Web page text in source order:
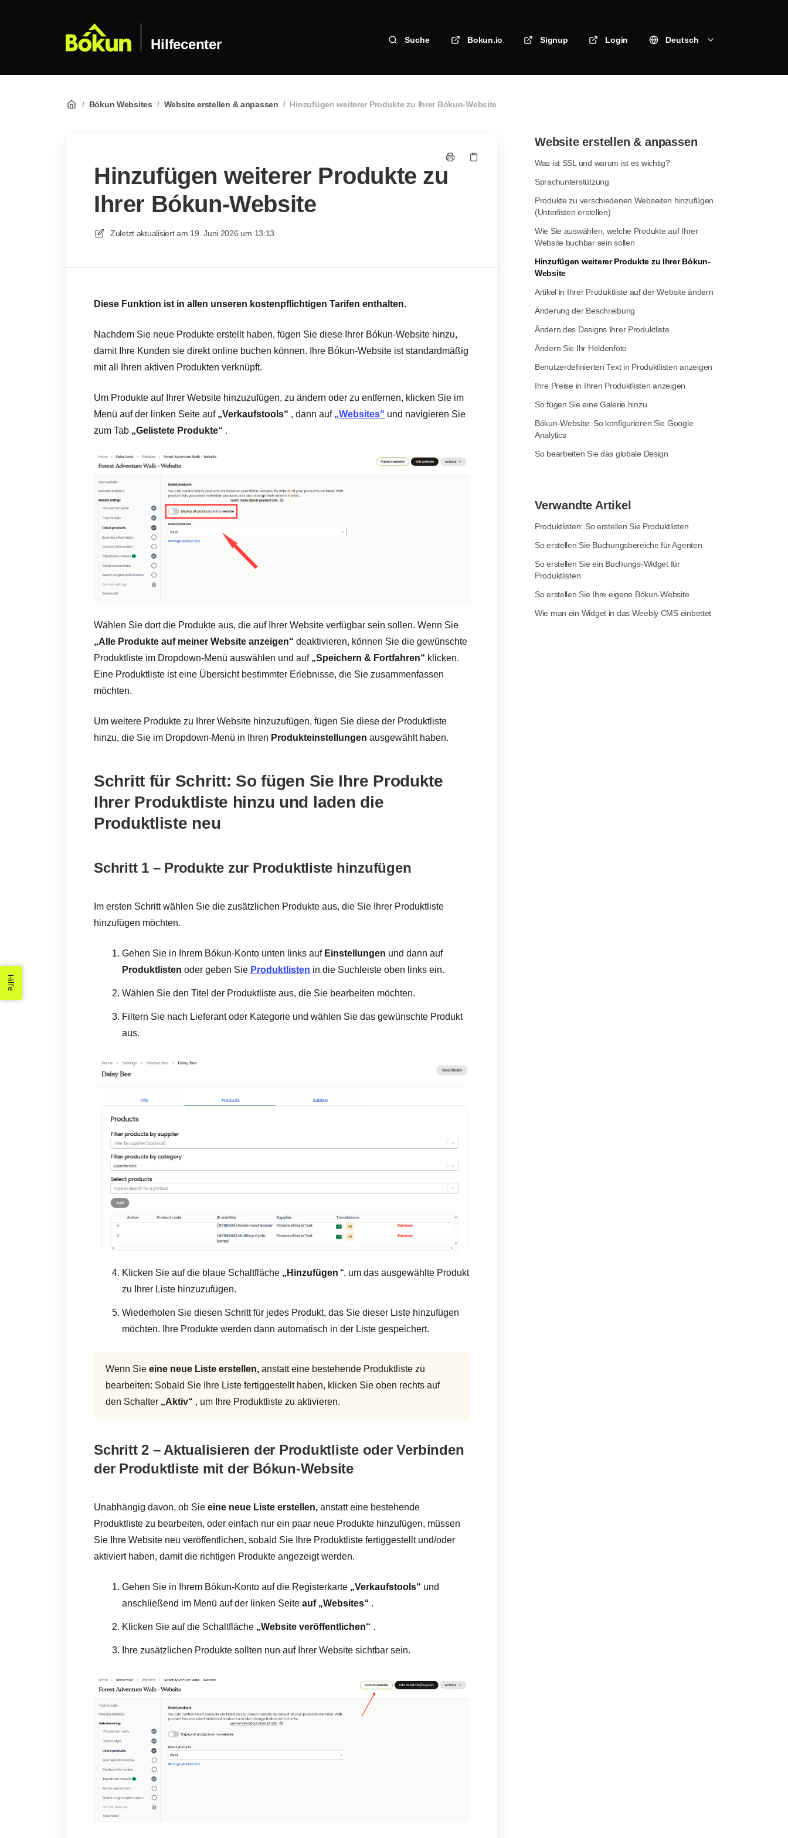
Hilfecenter Suche Bokun.io Signup Login Deutsch
/ Bókun Websites / Website erstellen & anpassen / Hinzufügen weiterer Produkte zu Ihrer Bókun-Website
Hinzufügen weiterer Produkte zu
Ihrer Bókun-Website
Zuletzt aktualisiert am 19. Juni 2026 um 13:13
Diese Funktion ist in allen unseren kostenpflichtigen Tarifen enthalten.
Nachdem Sie neue Produkte erstellt haben, fügen Sie diese Ihrer Bókun-Website hinzu,
damit Ihre Kunden sie direkt online buchen können. Ihre Bókun-Website ist standardmäßig
mit all Ihren aktiven Produkten verknüpft.
Um Produkte auf Ihrer Website hinzuzufügen, zu ändern oder zu entfernen, klicken Sie im
Menü auf der linken Seite auf „Verkaufstools“ , dann auf „Websites“ und navigieren Sie
zum Tab „Gelistete Produkte“ .
Wählen Sie dort die Produkte aus, die auf Ihrer Website verfügbar sein sollen. Wenn Sie
„Alle Produkte auf meiner Website anzeigen“ deaktivieren, können Sie die gewünschte
Produktliste im Dropdown-Menü auswählen und auf „Speichern & Fortfahren“ klicken.
Eine Produktliste ist eine Übersicht bestimmter Erlebnisse, die Sie zusammenfassen
möchten.
Um weitere Produkte zu Ihrer Website hinzuzufügen, fügen Sie diese der Produktliste
hinzu, die Sie im Dropdown-Menü in Ihren Produkteinstellungen ausgewählt haben.
Schritt für Schritt: So fügen Sie Ihre Produkte
Ihrer Produktliste hinzu und laden die
Produktliste neu
Schritt 1 – Produkte zur Produktliste hinzufügen
Im ersten Schritt wählen Sie die zusätzlichen Produkte aus, die Sie Ihrer Produktliste
hinzufügen möchten.
Gehen Sie in Ihrem Bókun-Konto unten links auf Einstellungen und dann auf
Produktlisten oder geben Sie Produktlisten in die Suchleiste oben links ein.
Wählen Sie den Titel der Produktliste aus, die Sie bearbeiten möchten.
Filtern Sie nach Lieferant oder Kategorie und wählen Sie das gewünschte Produkt
aus.
Klicken Sie auf die blaue Schaltfläche „Hinzufügen “, um das ausgewählte Produkt
zu Ihrer Liste hinzuzufügen.
Wiederholen Sie diesen Schritt für jedes Produkt, das Sie dieser Liste hinzufügen
möchten. Ihre Produkte werden dann automatisch in der Liste gespeichert.
Wenn Sie eine neue Liste erstellen, anstatt eine bestehende Produktliste zu
bearbeiten: Sobald Sie Ihre Liste fertiggestellt haben, klicken Sie oben rechts auf
den Schalter „Aktiv“ , um Ihre Produktliste zu aktivieren.
Schritt 2 – Aktualisieren der Produktliste oder Verbinden
der Produktliste mit der Bókun-Website
Unabhängig davon, ob Sie eine neue Liste erstellen, anstatt eine bestehende
Produktliste zu bearbeiten, oder einfach nur ein paar neue Produkte hinzufügen, müssen
Sie Ihre Website neu veröffentlichen, sobald Sie Ihre Produktliste fertiggestellt und/oder
aktiviert haben, damit die richtigen Produkte angezeigt werden.
Gehen Sie in Ihrem Bókun-Konto auf die Registerkarte „Verkaufstools“ und
anschließend im Menü auf der linken Seite auf „Websites“ .
Klicken Sie auf die Schaltfläche „Website veröffentlichen“ .
Ihre zusätzlichen Produkte sollten nun auf Ihrer Website sichtbar sein.
Website erstellen & anpassen
Was ist SSL und warum ist es wichtig?
Sprachunterstützung
Produkte zu verschiedenen Webseiten hinzufügen
(Unterlisten erstellen)
Wie Sie auswählen, welche Produkte auf Ihrer
Website buchbar sein sollen
Hinzufügen weiterer Produkte zu Ihrer Bókun-
Website
Artikel in Ihrer Produktliste auf der Website ändern
Änderung der Beschreibung
Ändern des Designs Ihrer Produktliste
Ändern Sie Ihr Heldenfoto
Benutzerdefinierten Text in Produktlisten anzeigen
Ihre Preise in Ihren Produktlisten anzeigen
So fügen Sie eine Galerie hinzu
Bókun-Website: So konfigurieren Sie Google
Analytics
So bearbeiten Sie das globale Design
Verwandte Artikel
Produktlisten: So erstellen Sie Produktlisten
So erstellen Sie Buchungsbereiche für Agenten
So erstellen Sie ein Buchungs-Widget für
Produktlisten
So erstellen Sie Ihre eigene Bókun-Website
Wie man ein Widget in das Weebly CMS einbettet
Hilfe